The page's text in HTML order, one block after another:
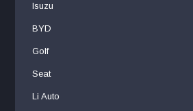
Isuzu
BYD
Golf
Seat
Li Auto